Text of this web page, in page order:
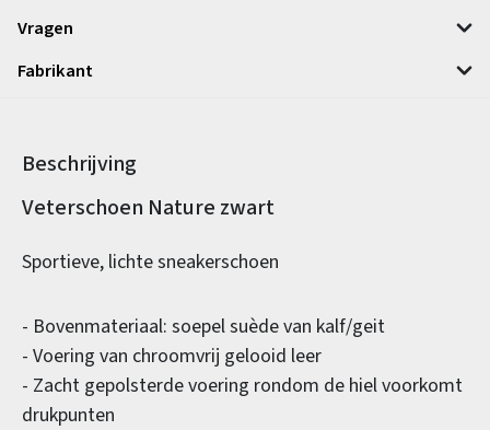
Vragen
Fabrikant
Beschrijving
Productinformatie
Veterschoen Nature zwart
Sportieve, lichte sneakerschoen
- Bovenmateriaal: soepel suède van kalf/geit
- Voering van chroomvrij gelooid leer
- Zacht gepolsterde voering rondom de hiel voorkomt
drukpunten